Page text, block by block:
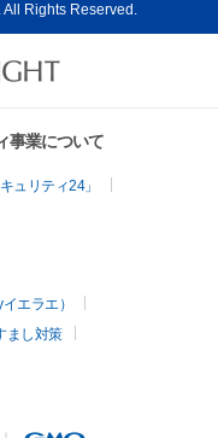
Rights Reserved.
事業について
ュリティ24」
エラエ）
まし対策